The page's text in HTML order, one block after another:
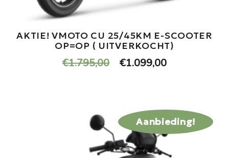
AKTIE! VMOTO CU 25/45KM E-SCOOTER
OP=OP ( UITVERKOCHT)
€1.795,00
Oorspronkelijke
€1.099,00Huidige
Aanbieding!